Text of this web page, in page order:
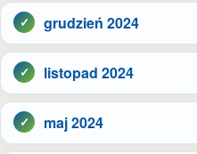
grudzień 2024
listopad 2024
maj 2024